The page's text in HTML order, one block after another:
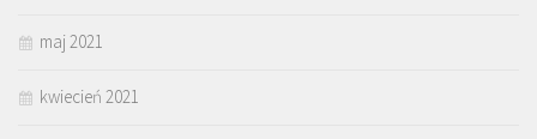
maj 2021
kwiecień 2021